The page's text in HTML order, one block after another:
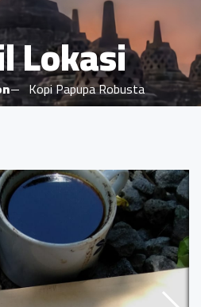
Lokasi
Kopi Papupa Robusta